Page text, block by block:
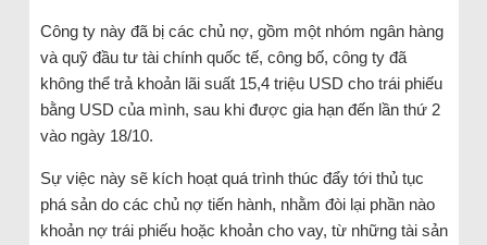
Công ty này đã bị các chủ nợ, gồm một nhóm ngân hàng
và quỹ đầu tư tài chính quốc tế, công bố, công ty đã
không thể trả khoản lãi suất 15,4 triệu USD cho trái phiếu
bằng USD của mình, sau khi được gia hạn đến lần thứ 2
vào ngày 18/10.
Sự việc này sẽ kích hoạt quá trình thúc đẩy tới thủ tục
phá sản do các chủ nợ tiến hành, nhằm đòi lại phần nào
khoản nợ trái phiếu hoặc khoản cho vay, từ những tài sản